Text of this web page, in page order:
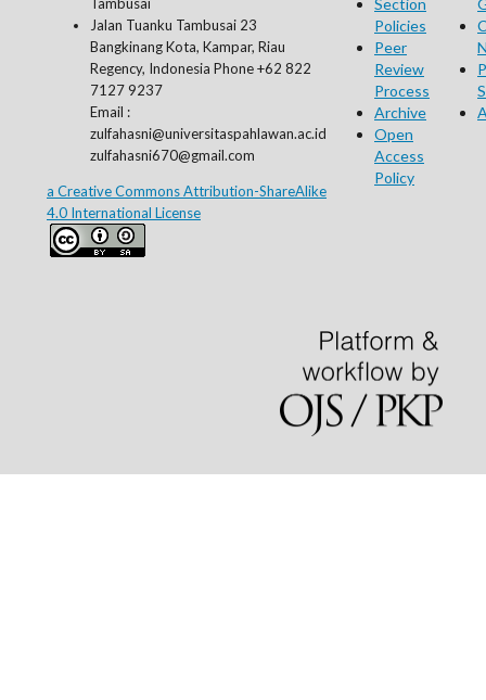
Jalan Tuanku Tambusai 23
Bangkinang Kota, Kampar, Riau
Regency, Indonesia Phone +62 822
7127 9237
Email :
zulfahasni@universitaspahlawan.ac.id
zulfahasni670@gmail.com
a Creative Commons Attribution-ShareAlike
4.0 International License
Policies
Peer
Review
Process
Archive
Open
Access
Policy